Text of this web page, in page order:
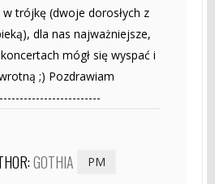
trójkę (dwoje dorosłych z
dla nas najważniejsze,
mógł się wyspać i
;) Pozdrawiam
GOTHIA PM